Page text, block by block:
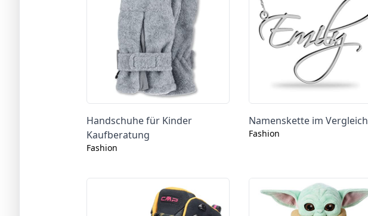
Handschuhe für Kinder
Kaufberatung
Fashion
Namenskette im Vergleich
Fashion